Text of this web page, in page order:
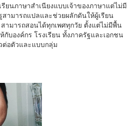
รียนภาษาสำเนียงแบบเจ้าของภาษาแต่ไม่มี
ามารถแปลและช่วยผลักดันให้ผู้เรียน
สามารถสอนได้ทุกเพศทุกวัย ตั้งแต่ไม่มีพื้น
บองค์กร โรงเรียน ทั้งภาครัฐและเอกชน
อตัวและแบบกลุ่ม